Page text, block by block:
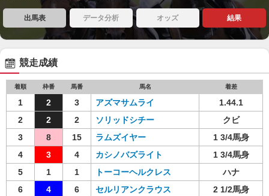
出馬表 データ分析 オッズ 結果
競走成績
着順 枠番 馬番 馬名 着差
1 2 3 アズマサムライ
1.44.1
2
2 2 ソリッドシチー
クビ
3
8 15 ラムズイヤー
1 3/4馬身
4
3 4 カシノバズライト
1 3/4馬身
5
1 1 トーコーヘルクレス
ハナ
6
4 6 セルリアンクラウス
2 1/2馬身